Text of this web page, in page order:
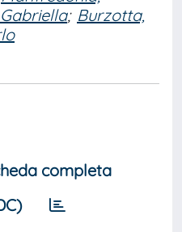
; Burzotta,
completa